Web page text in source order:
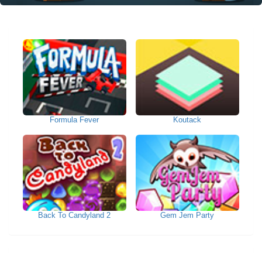
Formula Fever Koutack
Back To Candyland 2 Gem Jem Party